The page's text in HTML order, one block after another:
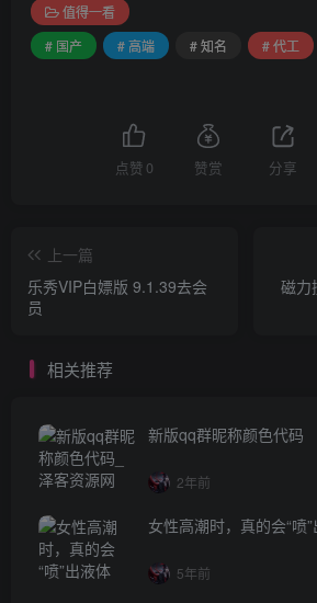
值得一看
# 国产
# 高端 # 知名 # 代工
点赞 0 赞赏 分享
上一篇
乐秀VIP白嫖版 9.1.39去会
员
磁力
相关推荐
新版qq群昵称颜色代码
2年前
女性高潮时，真的会“喷”
5年前